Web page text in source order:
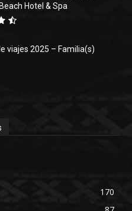
Hotel & Spa
viajes 2025 – Familia(s)
170